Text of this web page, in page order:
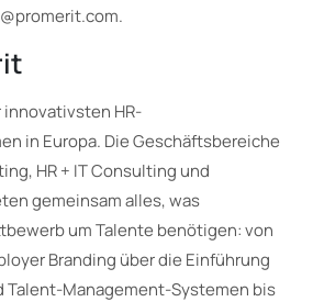
HR-
in Europa. Die Geschäftsbereiche
HR + IT Consulting und
gemeinsam alles, was
um Talente benötigen: von
Branding über die Einführung
Talent-Management-Systemen bis